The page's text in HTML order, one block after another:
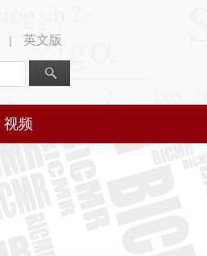
| 英文版
视频